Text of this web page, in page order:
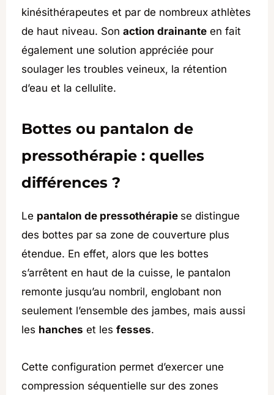
kinésithérapeutes et par de nombreux athlètes
de haut niveau. Son action drainante en fait
également une solution appréciée pour
soulager les troubles veineux, la rétention
d’eau et la cellulite.
Bottes ou pantalon de
pressothérapie : quelles
différences ?
Le pantalon de pressothérapie se distingue
des bottes par sa zone de couverture plus
étendue. En effet, alors que les bottes
s’arrêtent en haut de la cuisse, le pantalon
remonte jusqu’au nombril, englobant non
seulement l’ensemble des jambes, mais aussi
les hanches et les fesses.
Cette configuration permet d’exercer une
compression séquentielle sur des zones